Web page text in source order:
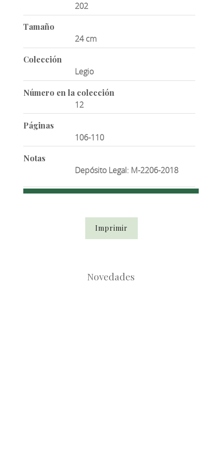
202
Tamaño
24 cm
Colección
Legio
Número en la colección
12
Páginas
106-110
Notas
Depósito Legal: M-2206-2018
Imprimir
Novedades